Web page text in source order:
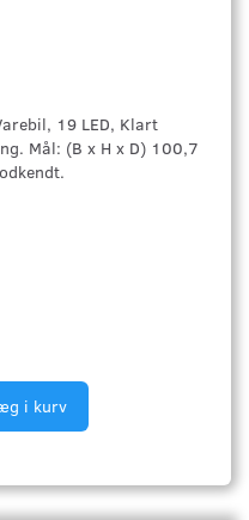
19 LED, Klart
Mål: (B x H x D) 100,7
i kurv